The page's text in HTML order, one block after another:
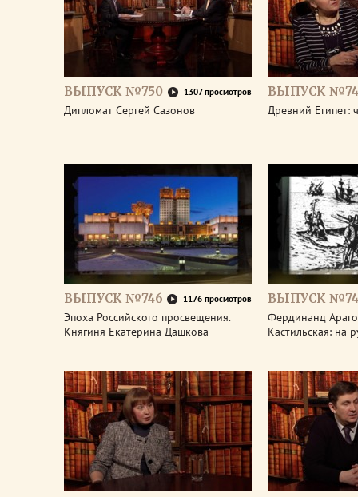
ВЫПУСК №750 1307 просмотров
Дипломат Сергей Сазонов
ВЫПУСК
Древний Египет:
ВЫПУСК №746 1176 просмотров
Эпоха Российского просвещения.
Княгиня Екатерина Дашкова
ВЫПУСК
Фердинанд
Кастильская: на